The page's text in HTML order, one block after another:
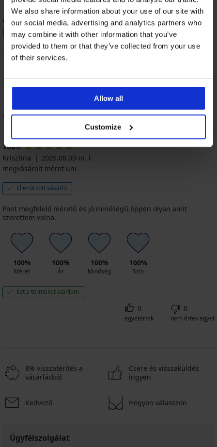
We also share information about your use of our site with
our social media, advertising and analytics partners who
may combine it with other information that you’ve
provided to them or that they’ve collected from your use
of their services.
Allow all
Customize
Kiárusítás -50%
1+1 INGYEN
Spacer
3D
száradó
tankini
Ft
Eredeti ár
47 080
Ft
Abstract strandtáska TERMÉK
ÉRTÉKELÉSE
100%
1 vásárló értékelte a terméket
100% vásárló ajánlja a terméket
Sorrend
100%
Krisztina
2025.08.03-in. l.
megvásárolt méret uni
Ellenőrzött vásárló
Pont megfelelő méretű és jó minőségű,éppen olyan amit
szerettem volna.
100%
Méret
100%
Ár
100%
Minőség
100%
Szín
Ezt a terméket ajánlom
0
egyetértek
0
nem értek egyet
8% visszatérítés a
vásárlásból
Csere és visszaküldés
ingyen
Kedvező Hogyan válasszon
Ügyfélszolgálat